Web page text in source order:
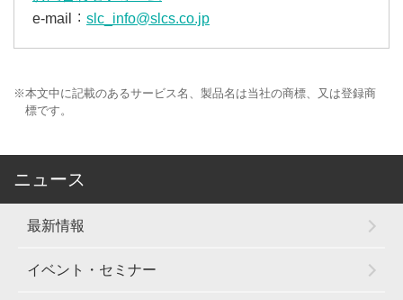
e-mail
slc_info@slcs.co.jp
※本文中に記載のあるサービス名、製品名は当社の商標、又は登録商
標です。
ニュース
最新情報
イベント・セミナー